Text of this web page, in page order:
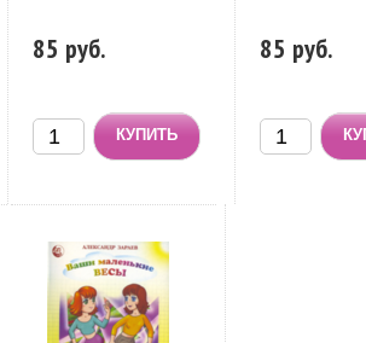
85 руб. 85 руб.